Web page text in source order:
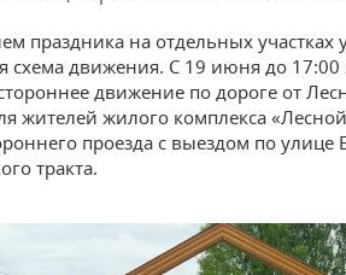
праздника на отдельных
схема движения. С 19 июня до
движение по дороге от
жителей жилого комплекса
проезда с выездом по улице
тракта.